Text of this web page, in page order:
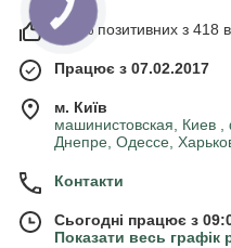
100% позитивних з 418
Працює з 07.02.2017
м. Київ
машинистовская, Киев
Днепре, Одессе,
Контакти
Сьогодні працює з
Показати весь графік